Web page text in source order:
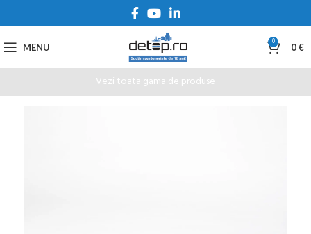
MENU 0 0€
Vezi toata gama de produse